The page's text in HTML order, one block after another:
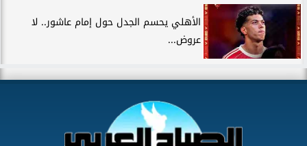
الأهلي يحسم الجدل حول إمام عاشور.. لا
عروض...